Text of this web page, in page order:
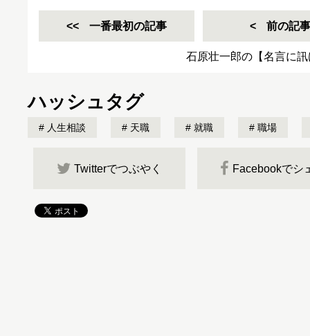
一番最初の記事 前の記事
石原壮一郎の【名言に
ハッシュタグ
人生相談 天職 就職 職場
Twitterでつぶやく Facebookでシ